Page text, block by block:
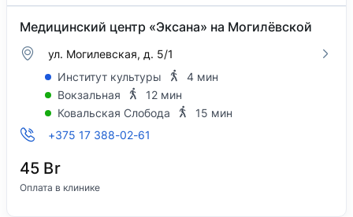
Медицинский центр «Эксана» на Могилёвской
ул. Могилевская, д. 5/1
Институт культуры
4 мин
Вокзальная
12 мин
Ковальская Слобода
15 мин
+375 17 388-02-61
45 Br
Оплата в клинике